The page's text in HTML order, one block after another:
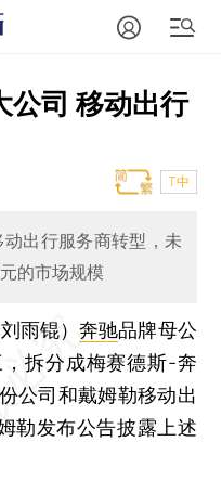
公司 移动出行
T中
出行服务商转型，未
的市场规模
雨锟）奔驰品牌母公
拆分成梅赛德斯-奔
公司和戴姆勒移动出
勒发布公告披露上述